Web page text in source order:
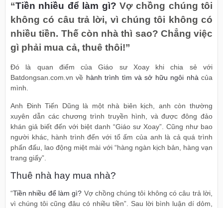
“Tiền nhiều để làm gì? Vợ chồng chúng tôi
không có câu trả lời, vì chúng tôi không có
nhiều tiền. Thế còn nhà thì sao? Chẳng việc
gì phải mua cả, thuê thôi!”
Đó là quan điểm của Giáo sư Xoay khi chia sẻ với
Batdongsan.com.vn về hành trình tìm và sở hữu ngôi nhà của
mình.
Anh Đinh Tiến Dũng là một nhà biên kịch, anh còn thường
xuyên dẫn các chương trình truyền hình, và được đông đảo
khán giả biết đến với biệt danh “Giáo sư Xoay”. Cũng như bao
người khác, hành trình đến với tổ ấm của anh là cả quá trình
phấn đấu, lao động miệt mài với “hàng ngàn kịch bản, hàng vạn
trang giấy”.
Thuê nhà hay mua nhà?
“Tiền nhiều để làm gì? Vợ chồng chúng tôi không có câu trả lời,
vì chúng tôi cũng đâu có nhiều tiền”. Sau lời bình luận dí dỏm,